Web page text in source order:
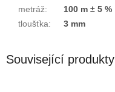
metráž:
100 m ± 5 %
tloušťka: 3 mm
Související produkty